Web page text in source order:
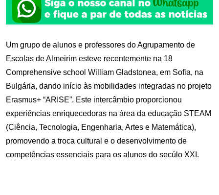
Um grupo de alunos e professores do Agrupamento de
Escolas de Almeirim esteve recentemente na 18
Comprehensive school William Gladstonea, em Sofia, na
Bulgária, dando início às mobilidades integradas no projeto
Erasmus+ “ARISE”. Este intercâmbio proporcionou
experiências enriquecedoras na área da educação STEAM
(Ciência, Tecnologia, Engenharia, Artes e Matemática),
promovendo a troca cultural e o desenvolvimento de
competências essenciais para os alunos do secúlo XXI.